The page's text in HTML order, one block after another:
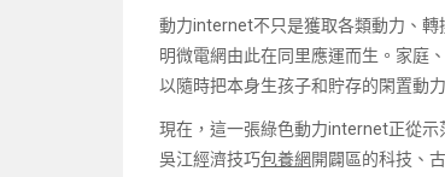
動力internet不只是獲取各類動力、
明微電網由此在同里應運而生。家庭
以隨時把本身生孩子和貯存的閑置動
現在，這一張綠色動力internet正從
吳江經濟技巧包養網開闢區的科技、